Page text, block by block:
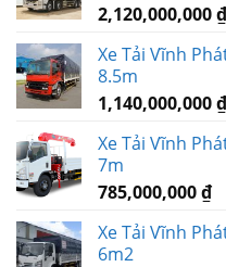
2,120,000,000₫
Xe Tải Vĩnh
8.5m
1,140,000,000₫
Xe Tải Vĩnh
7m
785,000,000₫
Xe Tải Vĩnh
6m2